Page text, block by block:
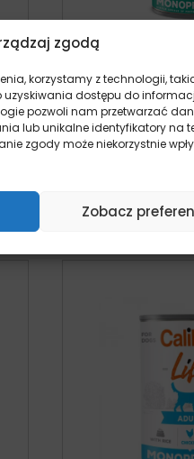
zgodą
korzystamy z technologii,
dostępu do
pozwoli nam przetwarzać
lub unikalne identyfikatory na
zgody może niekorzystnie
Zobacz
Calibra Dog Life
Ryżem –
10,50zł